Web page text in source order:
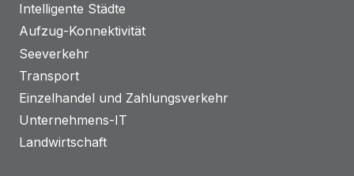
Intelligente Städte
Aufzug-Konnektivität
Seeverkehr
Transport
Einzelhandel und Zahlungsverkehr
Unternehmens-IT
Landwirtschaft